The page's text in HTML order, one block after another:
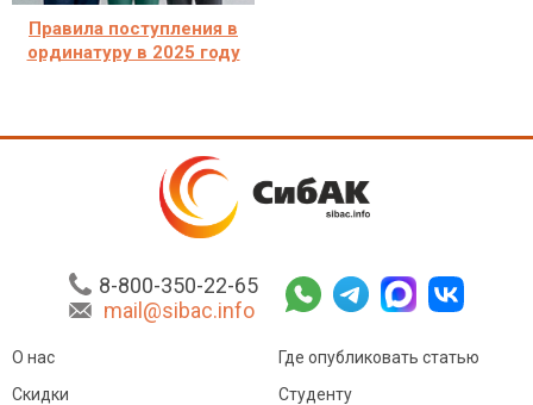
Правила поступления в
ординатуру в 2025 году
8-800-350-22-65
mail@sibac.info
О нас
Скидки
Где опубликовать статью
Студенту